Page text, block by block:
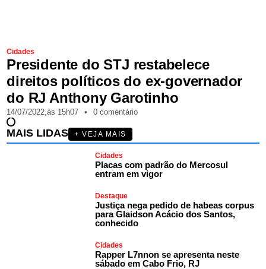
Cidades
Presidente do STJ restabelece
direitos políticos do ex-governador
do RJ Anthony Garotinho
14/07/2022,às 15h07 • 0 comentário
MAIS LIDAS + VEJA MAIS
Cidades
Placas com padrão do Mercosul
entram em vigor
Destaque
Justiça nega pedido de habeas corpus
para Glaidson Acácio dos Santos,
conhecido
Cidades
Rapper L7nnon se apresenta neste
sábado em Cabo Frio, RJ